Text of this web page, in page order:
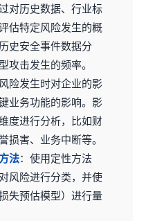
对历史数据、行业标
估特定风险发生的概
史安全事件数据分
攻击发生的频率。
险发生时对企业的影
业务功能的影响。影
度进行分析，比如财
损害、业务中断等。
法：使用定性方法
风险进行分类，并使
失预估模型）进行量